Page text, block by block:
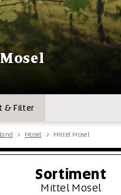
& Filter
Mosel Mittel Mosel
Sortiment
Mittel Mosel